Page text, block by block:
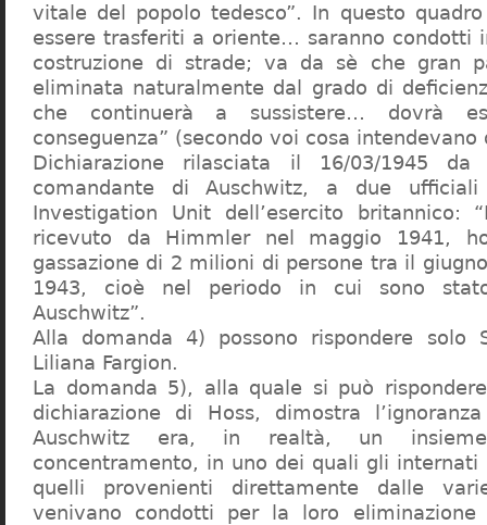
vitale del popolo tedesco”. In questo
essere trasferiti a oriente… saranno condotti
costruzione di strade; va da sè che gran
eliminata naturalmente dal grado di
che continuerà a sussistere… dovrà
conseguenza” (secondo voi cosa intendevano
Dichiarazione rilasciata il 16/03/1945
comandante di Auschwitz, a due
Investigation Unit dell’esercito britannico:
ricevuto da Himmler nel maggio 1941,
gassazione di 2 milioni di persone tra il
1943, cioè nel periodo in cui sono
Auschwitz”.
Alla domanda 4) possono rispondere solo
Liliana Fargion.
La domanda 5), alla quale si può
dichiarazione di Hoss, dimostra
Auschwitz era, in realtà, un
concentramento, in uno dei quali gli
quelli provenienti direttamente dalle
venivano condotti per la loro eliminazione